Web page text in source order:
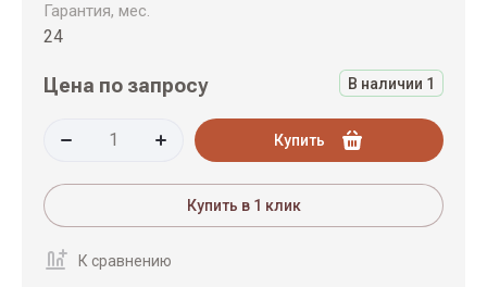
Гарантия, мес.
24
В наличии 1
Цена по запросу
Купить
Купить в 1 клик
К сравнению